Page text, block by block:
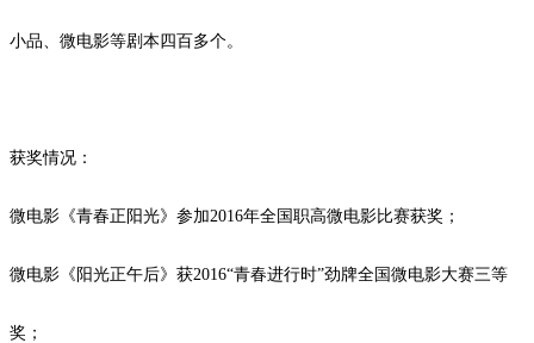
小品、微电影等剧本四百多个。
获奖情况：
微电影《青春正阳光》参加2016年全国职高微电影比赛获奖；
微电影《阳光正午后》获2016“青春进行时”劲牌全国微电影大赛三等
奖；